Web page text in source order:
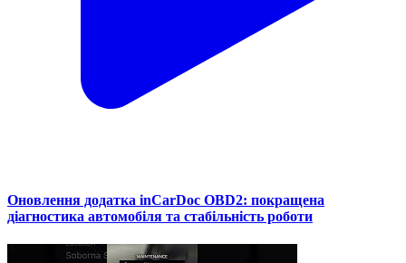
Оновлення додатка inCarDoc OBD2: покращена
діагностика автомобіля та стабільність роботи